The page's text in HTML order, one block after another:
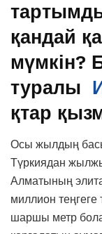
қандай
мүмкін?
туралы
қтар
Осы жылдың
Түркиядан
Алматының
миллион
шаршы метр